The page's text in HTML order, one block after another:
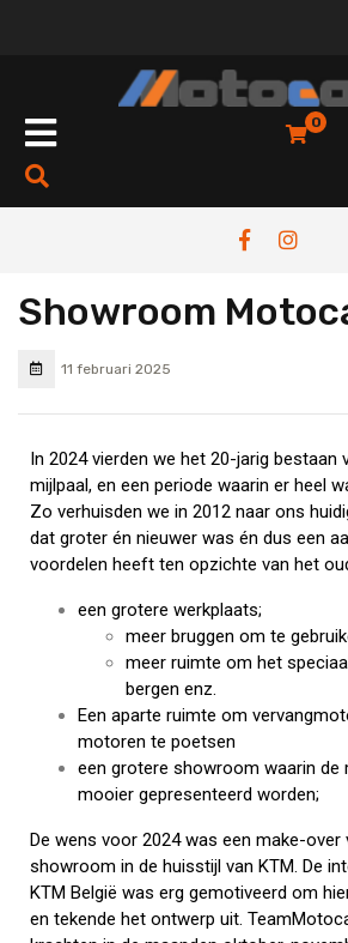
0
Showroom
11 februari 2025
In 2024 vierden we het 20-jarig bestaan
mijlpaal, en een periode waarin er heel
Zo verhuisden we in 2012 naar ons
dat groter én nieuwer was én dus een
voordelen heeft ten opzichte van het
een grotere werkplaats;
meer bruggen om te
meer ruimte om het
bergen enz.
Een aparte ruimte om
motoren te poetsen
een grotere showroom waarin de
mooier gepresenteerd worden;
De wens voor 2024 was een make-over
showroom in de huisstijl van KTM. De
KTM België was erg gemotiveerd om
en tekende het ontwerp uit.